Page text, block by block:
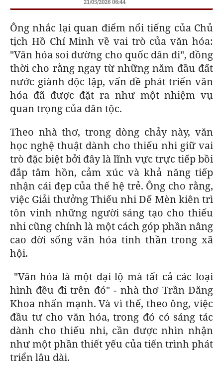
21/05/2026 06:44
Ông nhắc lại quan điểm nổi tiếng của Chủ
tịch Hồ Chí Minh về vai trò của văn hóa:
"Văn hóa soi đường cho quốc dân đi", đồng
thời cho rằng ngay từ những năm đầu đất
nước giành độc lập, vấn đề phát triển văn
hóa đã được đặt ra như một nhiệm vụ
quan trọng của dân tộc.
Theo nhà thơ, trong dòng chảy này, văn
học nghệ thuật dành cho thiếu nhi giữ vai
trò đặc biệt bởi đây là lĩnh vực trực tiếp bồi
đắp tâm hồn, cảm xúc và khả năng tiếp
nhận cái đẹp của thế hệ trẻ. Ông cho rằng,
việc Giải thưởng Thiếu nhi Dế Mèn kiên trì
tôn vinh những người sáng tạo cho thiếu
nhi cũng chính là một cách góp phần nâng
cao đời sống văn hóa tinh thần trong xã
hội.
"Văn hóa là một đại lộ mà tất cả các loại
hình đều đi trên đó" - nhà thơ Trần Đăng
Khoa nhấn mạnh. Và vì thế, theo ông, việc
đầu tư cho văn hóa, trong đó có sáng tác
dành cho thiếu nhi, cần được nhìn nhận
như một phần thiết yếu của tiến trình phát
triển lâu dài.